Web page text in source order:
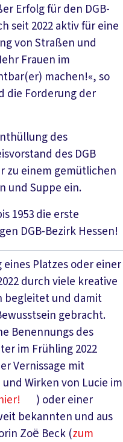
Erfolg für den DGB-
seit 2022 aktiv für eine
von Straßen und
Frauen im
machen!«, so
die Forderung der
des
des DGB
zu einem gemütlichen
und Suppe ein.
1953 die erste
DGB-Bezirk Hessen!
Platzes oder einer
durch viele kreative
begleitet und damit
gebracht.
Benennungs des
im Frühling 2022
Vernissage mit
Wirken von Lucie im
) oder einer
bekannten und aus
Zoё Beck (zum